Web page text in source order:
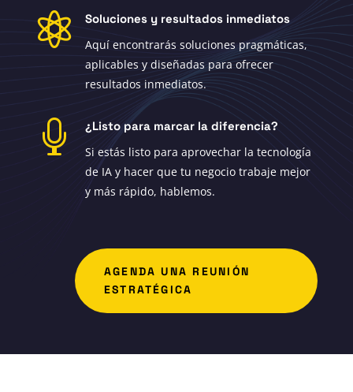

Soluciones y resultados inmediatos
Aquí encontrarás soluciones pragmáticas,
aplicables y diseñadas para ofrecer
resultados inmediatos.

¿Listo para marcar la diferencia?
Si estás listo para aprovechar la tecnología
de IA y hacer que tu negocio trabaje mejor
y más rápido, hablemos.
AGENDA UNA REUNIÓN
ESTRATÉGICA